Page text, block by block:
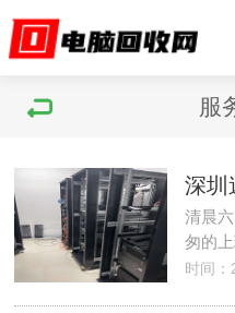
服
清晨
匆的
时间